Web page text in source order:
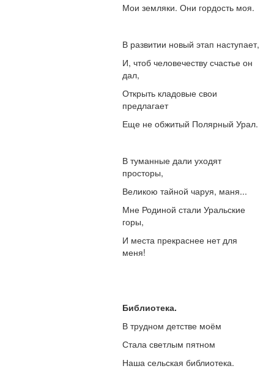
Мои земляки. Они гордость моя.
В развитии новый этап наступает,
И, чтоб человечеству счастье он
дал,
Открыть кладовые свои
предлагает
Еще не обжитый Полярный Урал.
В туманные дали уходят
просторы,
Великою тайной чаруя, маня...
Мне Родиной стали Уральские
горы,
И места прекраснее нет для
меня!
Библиотека.
В трудном детстве моём
Стала светлым пятном
Наша сельская библиотека.